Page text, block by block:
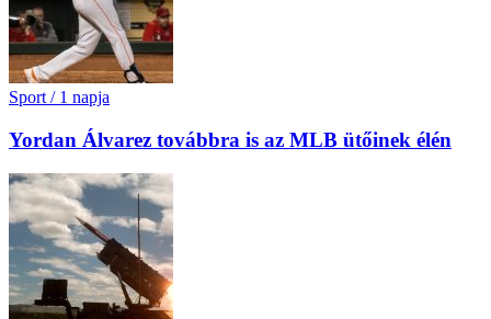
Sport / 1 napja
Yordan Álvarez továbbra is az MLB ütőinek élén